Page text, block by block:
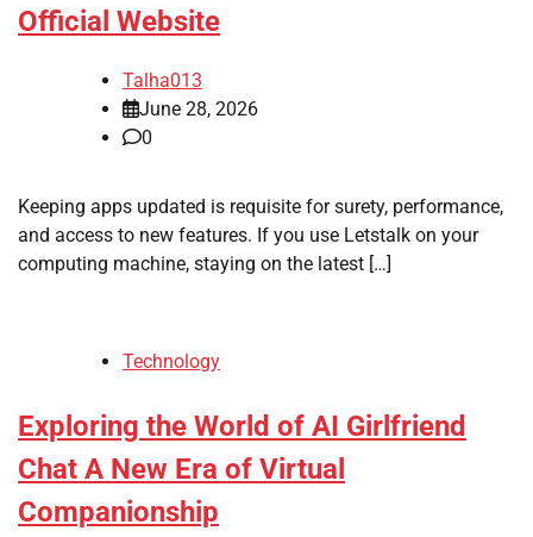
Official Website
Talha013
June 28, 2026
0
Keeping apps updated is requisite for surety, performance,
and access to new features. If you use Letstalk on your
computing machine, staying on the latest […]
Technology
Exploring the World of AI Girlfriend
Chat A New Era of Virtual
Companionship